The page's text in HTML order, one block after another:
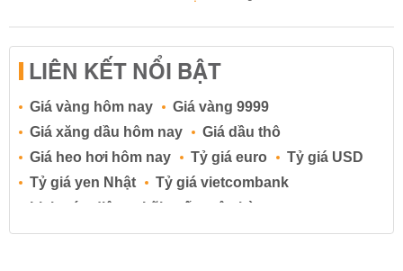
LIÊN KẾT NỔI BẬT
Giá vàng hôm nay
Giá vàng 9999
Giá xăng dầu hôm nay
Giá dầu thô
Giá heo hơi hôm nay
Tỷ giá euro
Tỷ giá USD
Tỷ giá yen Nhật
Tỷ giá vietcombank
Lịch cúp điện
Lãi suất ngân hàng
Lãi suất tiết kiệm
Lãi suất tiền gửi